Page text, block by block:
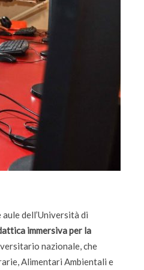
dell’Università di
immersiva per la
nazionale, che
Alimentari Ambientali e
del futuro tra presenza e online:
dodici corsi “blended”